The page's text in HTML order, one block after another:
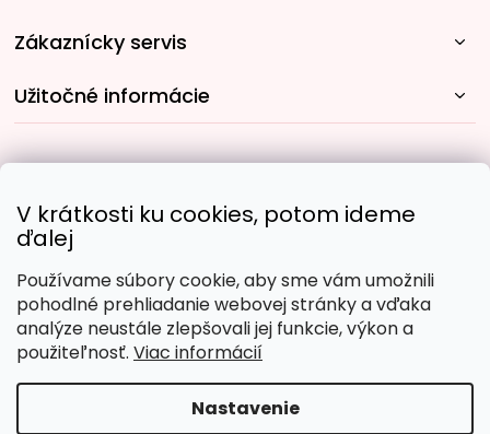
V krátkosti ku cookies, potom ideme
ďalej
Používame súbory cookie, aby sme vám umožnili
pohodlné prehliadanie webovej stránky a vďaka
analýze neustále zlepšovali jej funkcie, výkon a
použiteľnosť. Viac informácií
Nastavenie
Zákaznícky servis
Užitočné informácie
Obľúbené spôsoby platby: